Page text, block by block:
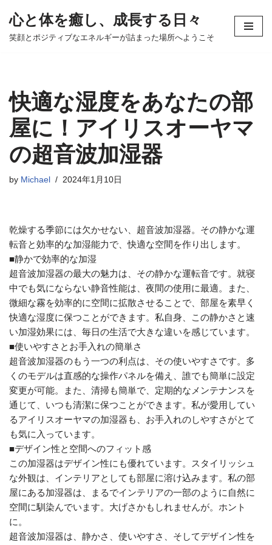
コ
ツ
へ
ス
キ
ッ
プ
心と体を癒し、成長する日々
笑顔とポジティブなエネルギーが詰まった場所へようこそ
快適な湿度をあなたの部
屋に！アイリスオーヤマ
の超音波加湿器
by Michael 2024年1月10日
乾燥する季節には欠かせない、超音波加湿器。その静かな運
転音と効率的な加湿能力で、快適な空間を作り出します。
■静かで効率的な加湿
超音波加湿器の最大の魅力は、その静かな運転音です。就寝
中でも気にならない静音性能は、夜間の使用に最適。また、
微細な霧を効率的に空間に拡散させることで、部屋を素早く
快適な湿度に保つことができます。私自身、この静かさと速
い加湿効果には、毎日の生活で大きな違いを感じています。
■使いやすさとお手入れの簡単さ
超音波加湿器のもう一つの利点は、その使いやすさです。多
くのモデルは直感的な操作パネルを備え、誰でも簡単に設定
変更が可能。また、清掃も簡単で、定期的なメンテナンスを
通じて、いつも清潔に保つことができます。私が愛用してい
るアイリスオーヤマの加湿器も、お手入れのしやすさがとて
も気に入っています。
■デザイン性と空間へのフィット感
この加湿器はデザイン性にも優れています。スタイリッシュ
な外観は、インテリアとしても部屋に溶け込みます。私の部
屋にある加湿器は、まるでインテリアの一部のように自然に
空間に馴染んでいます。大げさかもしれませんが。ホント
に。
超音波加湿器は、静かさ、使いやすさ、そしてデザイン性を